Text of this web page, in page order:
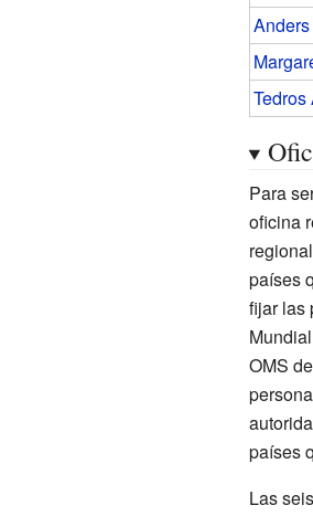
Para
oficina
países
fijar las
OMS
países
Las